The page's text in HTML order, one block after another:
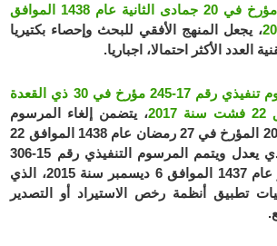
قرار مؤرخ في 20 جمادى الثانية عام 1438 الموافق
، يجعل المنهج الأفقي للبحث وإحصاء بكتيريا
العدد الأكثر احتمالا، اجباريا.
مرسوم تنفيذي رقم 17-245 مؤرخ في 30 ذي القعدة
، يتضمن إلغاء المرسوم
التنفيذي رقم 17-202 المؤرخ في 27 رمضان عام 1438 الموافق 22
يونيو سنة 2017الذي يعدل ويتمم المرسوم التنفيذي رقم 15-306
مؤرخ في 24 صفر عام 1437 الموافق 6 ديسمبر سنة 2015، الذي
تطبيق أنظمة رخص الاستيراد أو التصدير